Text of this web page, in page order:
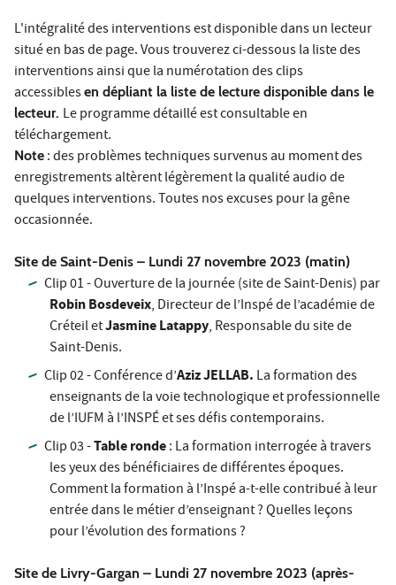
L'intégralité des interventions est disponible dans un lecteur
situé en bas de page. Vous trouverez ci-dessous la liste des
interventions ainsi que la numérotation des clips
accessiblesen dépliant la liste de lecture disponible dans le
lecteur. Le programme détaillé est consultable en
téléchargement.
Note : des problèmes techniques survenus au moment des
enregistrements altèrent légèrement la qualité audio de
quelques interventions. Toutes nos excuses pour la gêne
occasionnée.
Site de Saint-Denis – Lundi 27 novembre 2023 (matin)
Clip 01 - Ouverture de la journée (site de Saint-Denis) par
Robin Bosdeveix, Directeur de l’Inspé de l’académie de
Créteil etJasmine Latappy, Responsable du site de
Saint-Denis.
Clip 02 - Conférence d’Aziz JELLAB. La formation des
enseignants de la voie technologique et professionnelle
de l’IUFM à l’INSPÉ et ses défis contemporains.
Clip 03 -Table ronde: La formation interrogée à travers
les yeux des bénéficiaires de différentes époques.
Comment la formation à l’Inspé a-t-elle contribué à leur
entrée dans le métier d’enseignant ? Quelles leçons
pour l’évolution des formations ?
Site de Livry-Gargan – Lundi 27 novembre 2023 (après-